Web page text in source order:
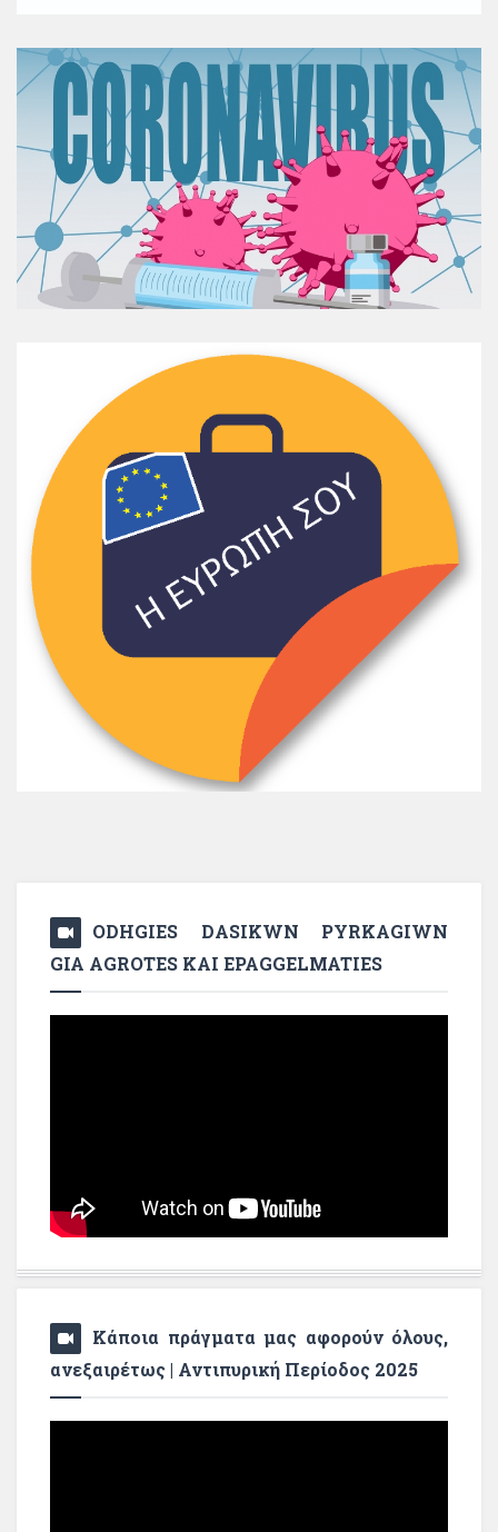
ODHGIES DASIKWN PYRKAGIWN
GIA AGROTES KAI EPAGGELMATIES
Κάποια πράγματα μας αφορούν όλους,
ανεξαιρέτως | Αντιπυρική Περίοδος 2025